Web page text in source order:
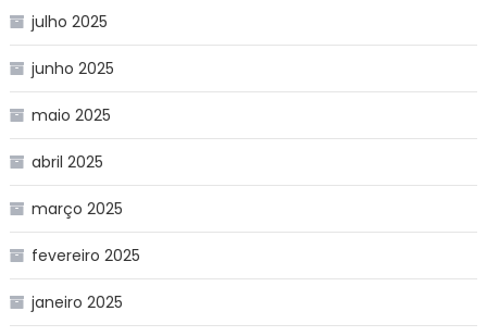
julho 2025
junho 2025
maio 2025
abril 2025
março 2025
fevereiro 2025
janeiro 2025